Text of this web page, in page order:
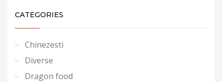
CATEGORIES
Chinezesti
Diverse
Dragon food